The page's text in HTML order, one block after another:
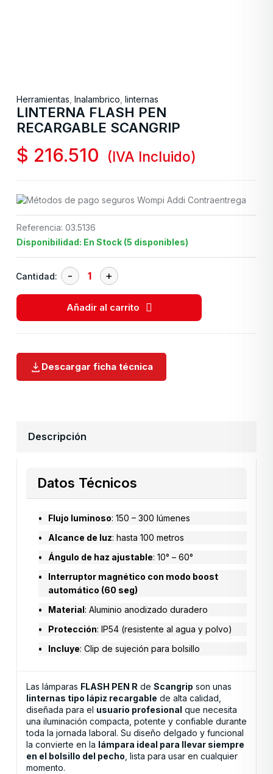
Herramientas, Inalambrico, linternas
LINTERNA FLASH PEN
RECARGABLE SCANGRIP
$ 216.510 (IVA Incluido)
Referencia: 03.5136
Disponibilidad: En Stock (5 disponibles)
Cantidad:
Añadir al carrito
Descargar ficha técnica
Descripción
Datos Técnicos
Flujo luminoso: 150 – 300 lúmenes
Alcance de luz: hasta 100 metros
Ángulo de haz ajustable: 10° – 60°
Interruptor magnético con modo boost
automático (60 seg)
Material: Aluminio anodizado duradero
Protección: IP54 (resistente al agua y polvo)
Incluye: Clip de sujeción para bolsillo
Las lámparas FLASH PEN R de Scangrip son unas
linternas tipo lápiz recargable de alta calidad,
diseñada para el usuario profesional que necesita
una iluminación compacta, potente y confiable durante
toda la jornada laboral. Su diseño delgado y funcional
la convierte en la lámpara ideal para llevar siempre
en el bolsillo del pecho , lista para usar en cualquier
momento.